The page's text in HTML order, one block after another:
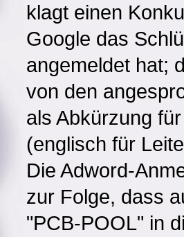
klagt einen
Google das
angemeldet hat;
von den
als Abkürzung
(englisch für
Die Adword-
zur Folge, dass
"PCB-POOL" in